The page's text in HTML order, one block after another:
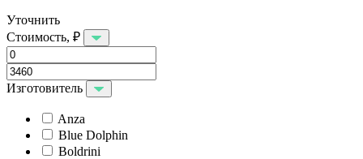
Уточнить
Стоимость, ₽
Изготовитель
Anza
Blue Dolphin
Boldrini